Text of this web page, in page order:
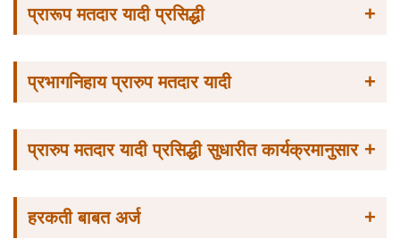
प्रारूप मतदार यादी प्रसिद्धी +
प्रभागनिहाय प्रारुप मतदार यादी +
प्रारुप मतदार यादी प्रसिद्धी सुधारीत कार्यक्रमानुसार +
हरकती बाबत अर्ज +